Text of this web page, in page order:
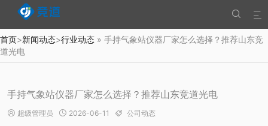


首页>新闻动态>行业动态 » 手持气象站仪器厂家怎么选择？推荐山东竞
道光电
手持气象站仪器厂家怎么选择？推荐山东竞道光电
 超级管理员  2026-06-11  公司动态